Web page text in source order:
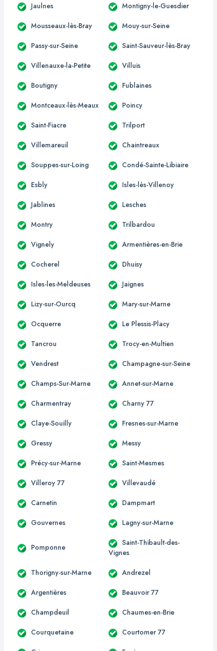
Jaulnes Montigny-le-Guesdier
Mousseaux-lès-Bray Mouy-sur-Seine
Passy-sur-Seine Saint-Sauveur-lès-Bray
Villenauxe-la-Petite Villuis
Boutigny Fublaines
Montceaux-lès-Meaux Poincy
Saint-Fiacre Trilport
Villemareuil Chaintreaux
Souppes-sur-Loing Condé-Sainte-Libiaire
Esbly Isles-lès-Villenoy
Jablines Lesches
Montry Trilbardou
Vignely Armentières-en-Brie
Cocherel Dhuisy
Isles-les-Meldeuses Jaignes
Lizy-sur-Ourcq Mary-sur-Marne
Ocquerre Le Plessis-Placy
Tancrou Trocy-en-Multien
Vendrest Champagne-sur-Seine
Champs-Sur-Marne Annet-sur-Marne
Charmentray Charny 77
Claye-Souilly Fresnes-sur-Marne
Gressy Messy
Précy-sur-Marne Saint-Mesmes
Villeroy 77 Villevaudé
Carnetin Dampmart
Gouvernes Lagny-sur-Marne
Pomponne
Saint-Thibault-des-
Vignes
Thorigny-sur-Marne Andrezel
Argentières Beauvoir 77
Champdeuil Chaumes-en-Brie
Courquetaine Courtomer 77